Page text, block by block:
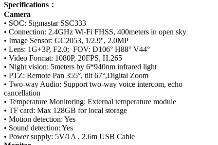
Specifications：
Camera
• SOC: Sigmastar SSC333
• Connection: 2.4GHz Wi-Fi FHSS, 400meters in open sky
• Image Sensor: GC2053, 1/2.9'', 2.0MP
• Lens: 1G+3P, F2.0; FOV: D106° H88° V44°
• Video Format: 1080P, 20FPS, H.265
• Night vision: 5meters by 6*940nm infrared light
• PTZ: Remote Pan 355°, tilt 67°,Digital Zoom
• Two-way Audio: Support two-way voice intercom, echo
cancellation
• Temperature Monitoring: External temperature module
• TF card: Max 128GB for local storage
• Motion detection: Yes
• Sound detection: Yes
• Power supply: 5V/1A , 2.6m USB Cable